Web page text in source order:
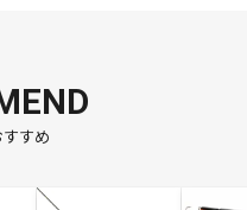
すめ